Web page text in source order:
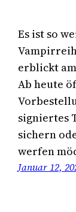
Es ist so
erblickt
Ab heute
signiertes
sichern
werfen
Januar 12,